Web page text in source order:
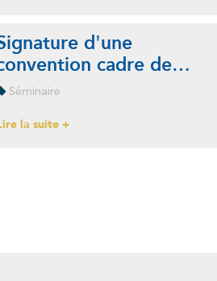
d'une
cadre de…
Séminaire
la suite +